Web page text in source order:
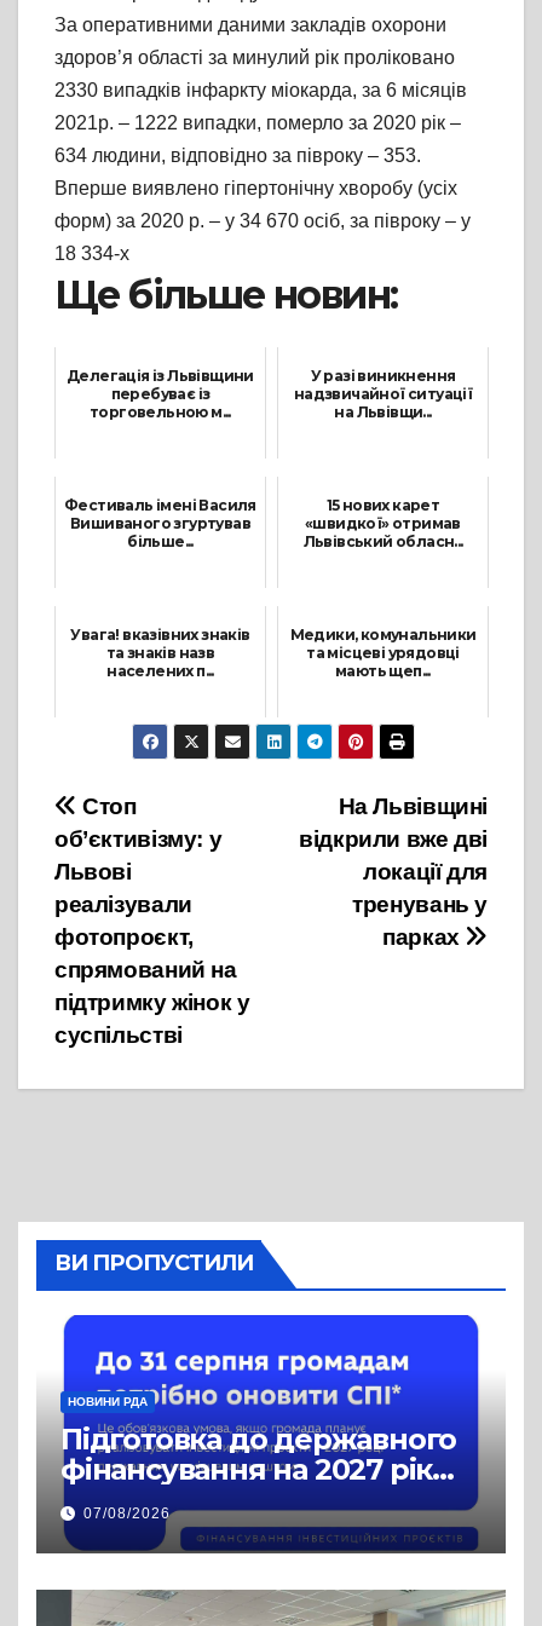
За оперативними даними закладів охорони
здоров’я області за минулий рік проліковано
2330 випадків інфаркту міокарда, за 6 місяців
2021р. – 1222 випадки, померло за 2020 рік –
634 людини, відповідно за півроку – 353.
Вперше виявлено гіпертонічну хворобу (усіх
форм) за 2020 р. – у 34 670 осіб, за півроку – у
18 334-х
Ще більше новин:
Делегація із Львівщини
перебуває із
торговельною м...
У разі виникнення
надзвичайної ситуації
на Львівщи...
Фестиваль імені Василя
Вишиваного згуртував
більше...
15 нових карет
«швидкої» отримав
Львівський обласн...
Увага! вказівних знаків
та знаків назв
населених п...
26 Лютого, 2022
Медики, комунальники
та місцеві урядовці
мають щеп...
11 Січня, 2022
Навігація
записів
На Львівщині
відкрили вже дві
локації для
тренувань у
парках
Стоп
об’єктивізму: у
Львові
реалізували
фотопроєкт,
спрямований на
підтримку жінок у
суспільстві
ВИ ПРОПУСТИЛИ
НОВИНИ РДА
Підготовка до державного
фінансування на 2027 рік
уже триває
07/08/2026